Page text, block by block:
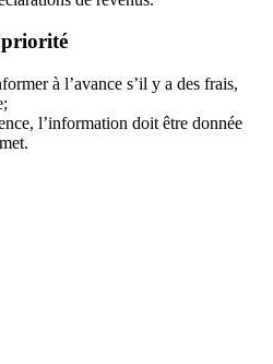
priorité
à l’avance s’il y a des frais,
l’information doit être donnée